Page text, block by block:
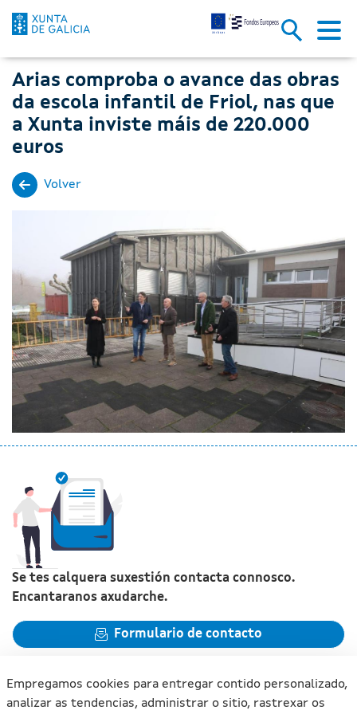
Arias comproba o avance das
Skip to Main Content
Arias comproba o avance das obras
da escola infantil de Friol, nas que
a Xunta inviste máis de 220.000
euros
Volver
Se tes calquera suxestión contacta connosco.
Encantaranos axudarche.
Formulario de contacto
Empregamos cookies para entregar contido personalizado,
analizar as tendencias, administrar o sitio, rastrexar os